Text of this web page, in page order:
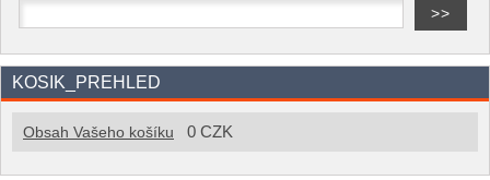
KOSIK_PREHLED
Obsah Vašeho košíku 0 CZK